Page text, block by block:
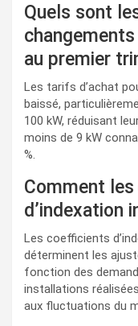
Quels sont
au premier
Les tarifs d’achat
baissé,
100 kW, réduisant
moins de 9 kW
%.
Comment
d’indexation
Les coefficients
déterminent les
fonction des
installations
aux fluctuations du